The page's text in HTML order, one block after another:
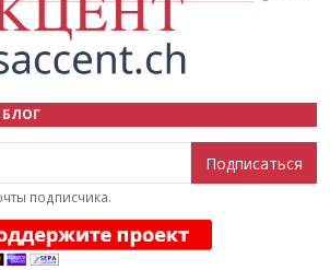
подписчика.